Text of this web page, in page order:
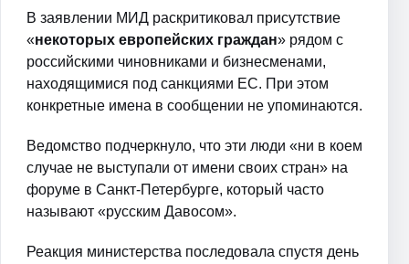
В заявлении МИД раскритиковал присутствие
«некоторых европейских граждан» рядом с
российскими чиновниками и бизнесменами,
находящимися под санкциями ЕС. При этом
конкретные имена в сообщении не упоминаются.
Ведомство подчеркнуло, что эти люди «ни в коем
случае не выступали от имени своих стран» на
форуме в Санкт-Петербурге, который часто
называют «русским Давосом».
Реакция министерства последовала спустя день